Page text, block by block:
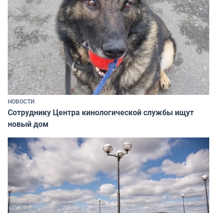
НОВОСТИ
Сотруднику Центра кинологической службы ищут
новый дом